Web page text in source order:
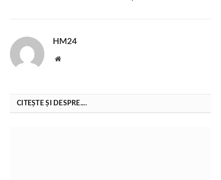
HM24
CITEȘTE ȘI DESPRE....